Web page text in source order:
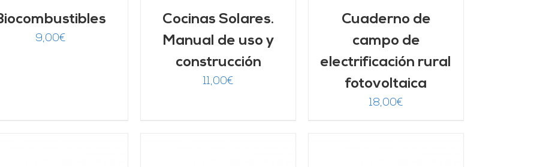
9,00€
Cocinas Solares.
Manual de uso y
construcción
11,00€
Cuaderno de
campo de
electrificación rural
fotovoltaica
18,00€